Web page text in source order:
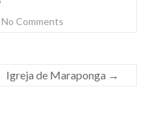
No Comments
Igreja de Maraponga →